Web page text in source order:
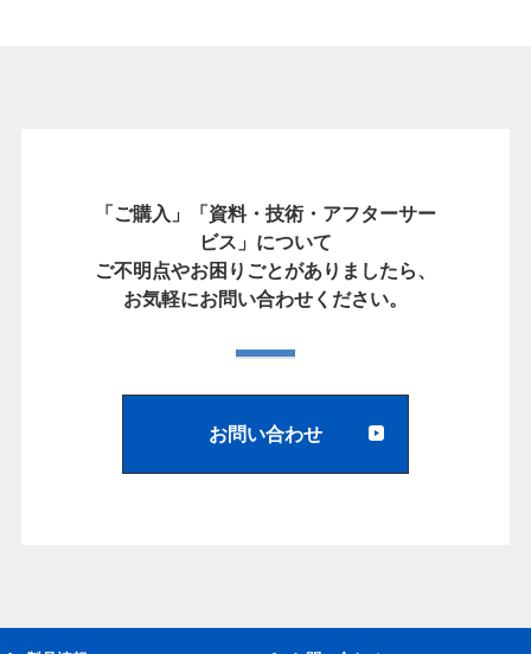
「ご購入」「資料・技術・アフターサー
ビス」について
ご不明点やお困りごとがありましたら、
お気軽にお問い合わせください。
お問い合わせ